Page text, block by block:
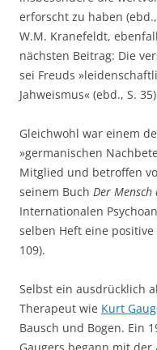
erforscht zu haben (ebd.,
W.M. Kranefeldt,
nächsten Beitrag: Die
sei Freuds
Jahweismus« (ebd., S.
Gleichwohl war einem
»germanischen
Mitglied und betroffen
seinem Buch Der Mensch
Internationalen
selben Heft eine positive
109).
Selbst ein ausdrücklich
Therapeut wie Kurt
Bausch und Bogen. Ein